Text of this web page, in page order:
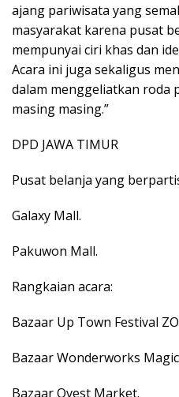
ajang pariwisata yang
masyarakat karena pusat
mempunyai ciri khas dan
Acara ini juga sekaligus
dalam menggeliatkan roda
masing masing.”
DPD JAWA TIMUR
Pusat belanja yang
Galaxy Mall.
Pakuwon Mall.
Rangkaian acara:
Bazaar Up Town Festival
Bazaar Wonderworks
Bazaar Ovest Market.